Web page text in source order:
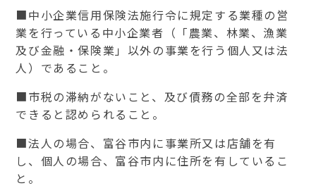
■中小企業信用保険法施行令に規定する業種の営
業を行っている中小企業者（「農業、林業、漁業
及び金融・保険業」以外の事業を行う個人又は法
人）であること。
■市税の滞納がないこと、及び債務の全部を弁済
できると認められること。
■法人の場合、富谷市内に事業所又は店舗を有
し、個人の場合、富谷市内に住所を有しているこ
と。